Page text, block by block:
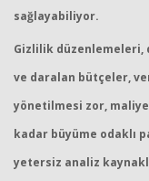
sağlayabiliyor.
Gizlilik düzenlemeleri,
ve daralan bütçeler,
yönetilmesi zor,
kadar büyüme odaklı
yetersiz analiz